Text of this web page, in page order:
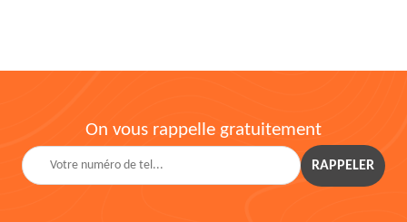
On vous rappelle gratuitement